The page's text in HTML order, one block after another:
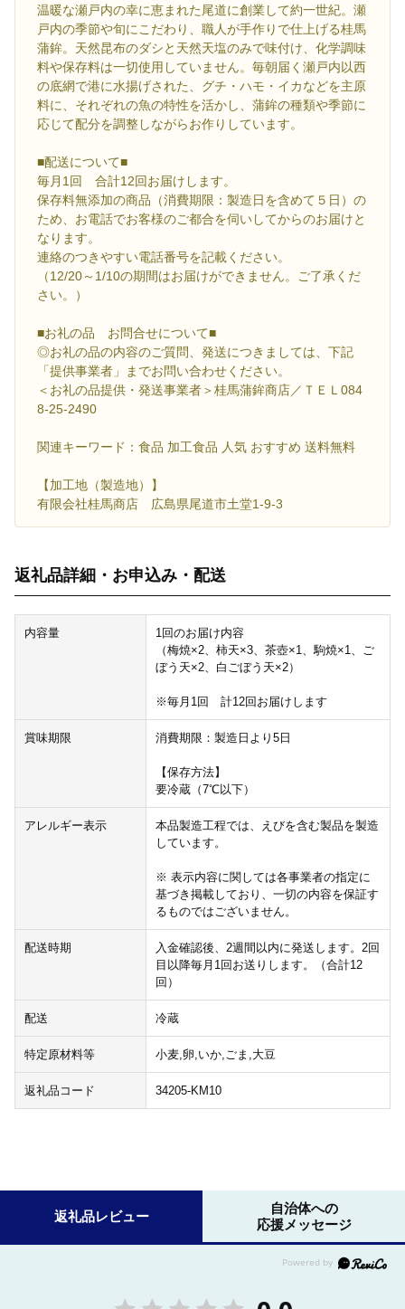
温暖な瀬戸内の幸に恵まれた尾道に創業して約一世紀。瀬
戸内の季節や旬にこだわり、職人が手作りで仕上げる桂馬
蒲鉾。天然昆布のダシと天然天塩のみで味付け、化学調味
料や保存料は一切使用していません。毎朝届く瀬戸内以西
の底網で港に水揚げされた、グチ・ハモ・イカなどを主原
料に、それぞれの魚の特性を活かし、蒲鉾の種類や季節に
応じて配分を調整しながらお作りしています。
■配送について■
毎月1回 合計12回お届けします。
保存料無添加の商品（消費期限：製造日を含めて５日）の
ため、お電話でお客様のご都合を伺いしてからのお届けと
なります。
連絡のつきやすい電話番号を記載ください。
（12/20～1/10の期間はお届けができません。ご了承くだ
さい。）
■お礼の品 お問合せについて■
◎お礼の品の内容のご質問、発送につきましては、下記
「提供事業者」までお問い合わせください。
＜お礼の品提供・発送事業者＞桂馬蒲鉾商店／ＴＥＬ084
8-25-2490
関連キーワード：食品 加工食品 人気 おすすめ 送料無料
【加工地（製造地）】
有限会社桂馬商店 広島県尾道市土堂1-9-3
返礼品詳細・お申込み・配送
内容量
1回のお届け内容
（梅焼×2、柿天×3、茶壺×1、駒焼×1、ご
ぼう天×2、白ごぼう天×2）
※毎月1回 計12回お届けします
賞味期限 消費期限：製造日より5日
【保存方法】
要冷蔵（7℃以下）
アレルギー表示
本品製造工程では、えびを含む製品を製造
しています。
※ 表示内容に関しては各事業者の指定に
基づき掲載しており、一切の内容を保証す
るものではございません。
配送時期
入金確認後、2週間以内に発送します。2回
目以降毎月1回お送りします。（合計12
回）
配送 冷蔵
特定原材料等 小麦,卵,いか,ごま,大豆
返礼品コード 34205-KM10
返礼品レビュー
自治体への
応援メッセージ